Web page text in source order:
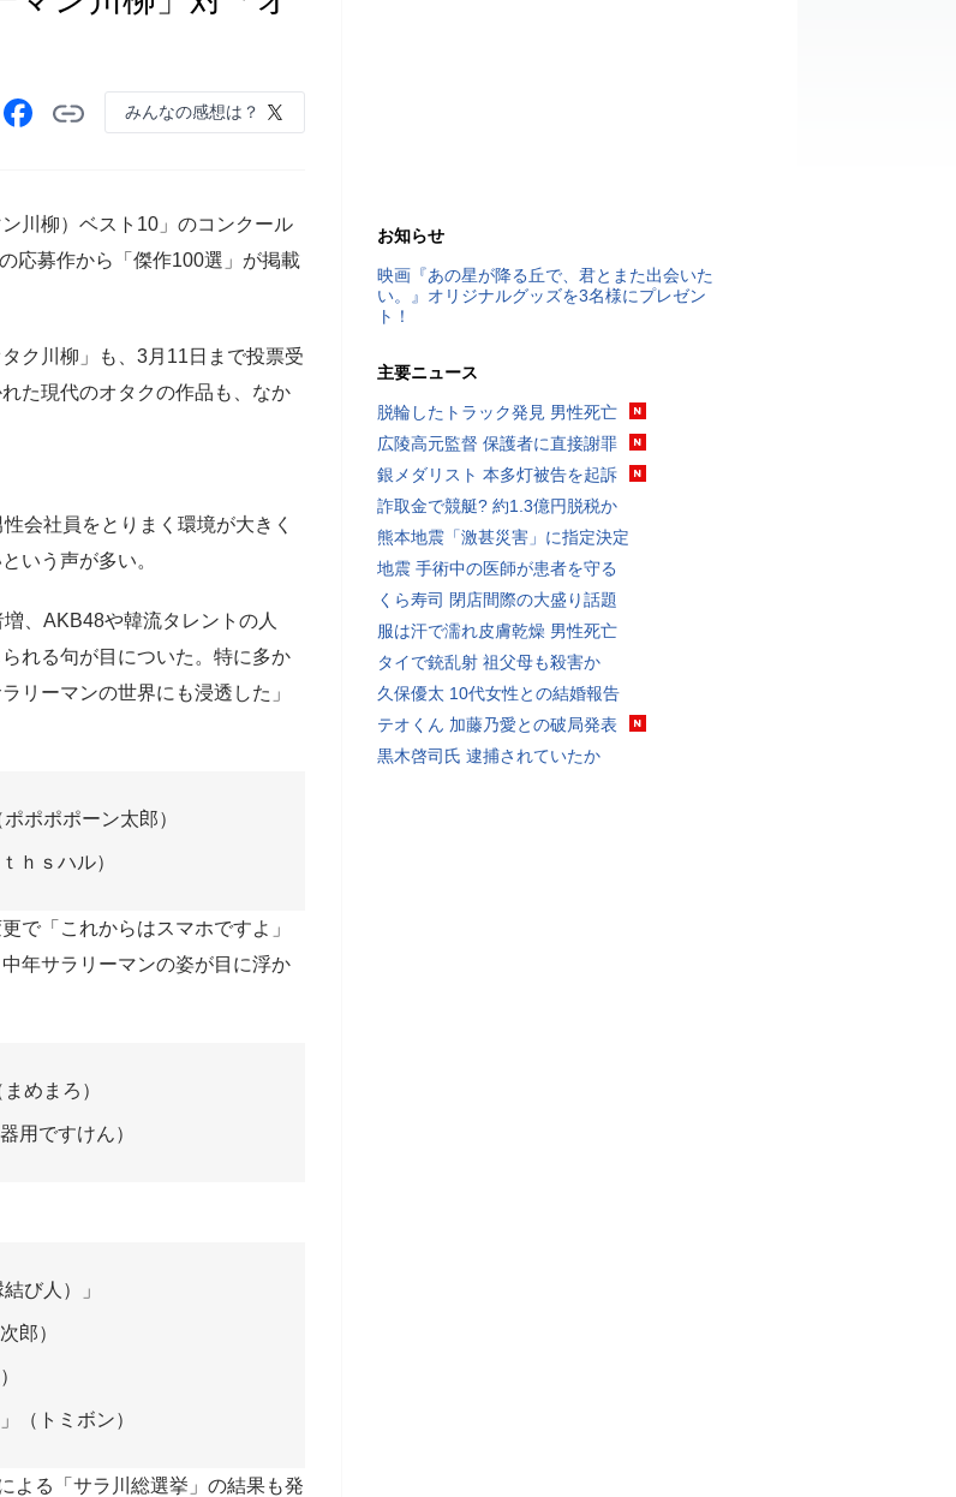
みんなの感想は？
川柳）ベスト10」のコンクール
応募作から「傑作100選」が掲載
ク川柳」も、3月11日まで投票受
た現代のオタクの作品も、なか
会社員をとりまく環境が大きく
いう声が多い。
、AKB48や韓流タレントの人
れる句が目についた。特に多か
リーマンの世界にも浸透した」
ポポポーン太郎）
ｈｓハル）
で「これからはスマホですよ」
年サラリーマンの姿が目に浮か
めまろ）
用ですけん）
び人）」
郎）
（トミボン）
よる「サラ川総選挙」の結果も発
お知らせ
映画『あの星が降る丘で、君とまた出会いた
い。』オリジナルグッズを3名様にプレゼン
ト！
主要ニュース
脱輪したトラック発見 男性死亡
広陵高元監督 保護者に直接謝罪
銀メダリスト 本多灯被告を起訴
詐取金で競艇? 約1.3億円脱税か
熊本地震「激甚災害」に指定決定
地震 手術中の医師が患者を守る
くら寿司 閉店間際の大盛り話題
服は汗で濡れ皮膚乾燥 男性死亡
タイで銃乱射 祖父母も殺害か
久保優太 10代女性との結婚報告
テオくん 加藤乃愛との破局発表
黒木啓司氏 逮捕されていたか